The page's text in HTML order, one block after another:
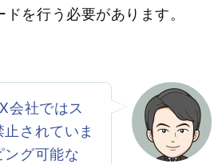
を行う必要があります。
会社ではス
されていま
ング可能な